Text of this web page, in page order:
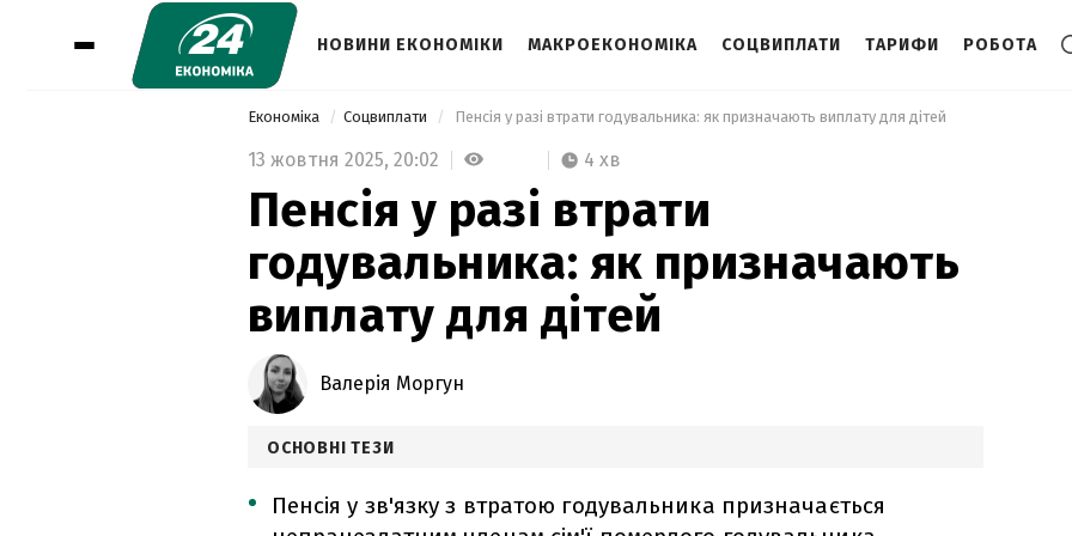
НОВИНИ ЕКОНОМІКИ МАКРОЕКОНОМІКА СОЦВИПЛАТИ ТАРИФИ РОБОТА
Економіка Соцвиплати Пенсія у разі втрати годувальника: як призначають виплату для дітей
13 жовтня 2025, 20:02 4 хв
Пенсія у разі втрати
годувальника: як призначають
виплату для дітей
Валерія Моргун
ОСНОВНІ ТЕЗИ
Пенсія у зв'язку з втратою годувальника призначається